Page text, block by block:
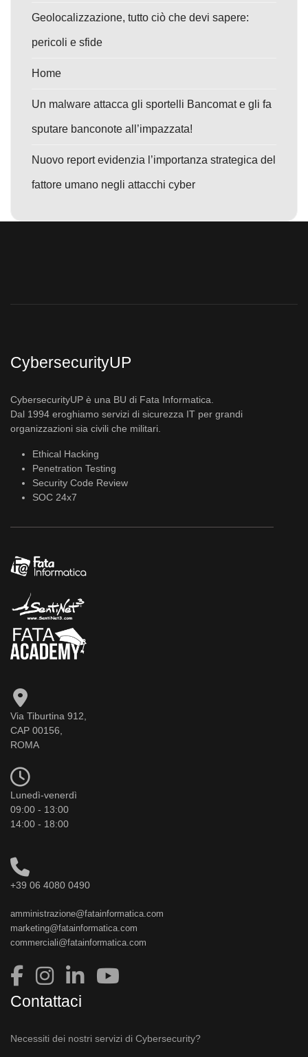
Geolocalizzazione, tutto ciò che devi sapere:
pericoli e sfide
Home
Un malware attacca gli sportelli Bancomat e gli fa
sputare banconote all’impazzata!
Nuovo report evidenzia l’importanza strategica del
fattore umano negli attacchi cyber
CybersecurityUP
CybersecurityUP è una BU di Fata Informatica.
Dal 1994 eroghiamo servizi di sicurezza IT per grandi
organizzazioni sia civili che militari.
Ethical Hacking
Penetration Testing
Security Code Review
SOC 24x7
Via Tiburtina 912,
CAP 00156,
ROMA
Lunedì-venerdì
09:00 - 13:00
14:00 - 18:00
+39 06 4080 0490
amministrazione@fatainformatica.com
marketing@fatainformatica.com
commerciali@fatainformatica.com
Contattaci
Necessiti dei nostri servizi di Cybersecurity?